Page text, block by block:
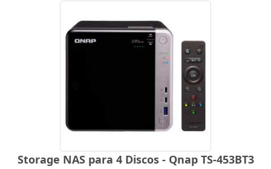
Storage NAS para 4 Discos - Qnap TS-453BT3